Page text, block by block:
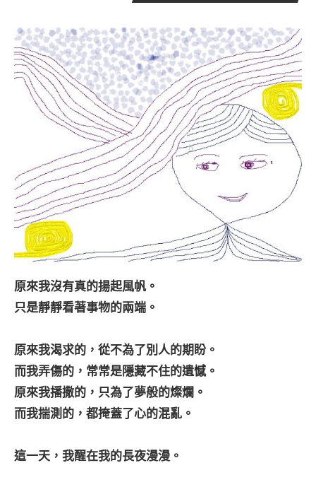
原來我沒有真的揚起風帆。
只是靜靜看著事物的兩端。
原來我渴求的，從不為了別人的期盼。
而我弄傷的，常常是隱藏不住的遺憾。
原來我播撒的，只為了夢般的燦爛。
而我揣測的，都掩蓋了心的混亂。
這一天，我醒在我的長夜漫漫。